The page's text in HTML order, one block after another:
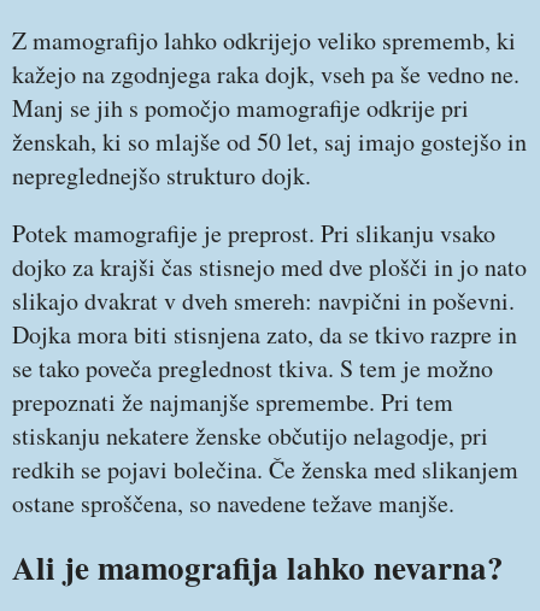
Z mamografijo lahko odkrijejo veliko sprememb, ki
kažejo na zgodnjega raka dojk, vseh pa še vedno ne.
Manj se jih s pomočjo mamografije odkrije pri
ženskah, ki so mlajše od 50 let, saj imajo gostejšo in
nepreglednejšo strukturo dojk.
Potek mamografije je preprost. Pri slikanju vsako
dojko za krajši čas stisnejo med dve plošči in jo nato
slikajo dvakrat v dveh smereh: navpični in poševni.
Dojka mora biti stisnjena zato, da se tkivo razpre in
se tako poveča preglednost tkiva. S tem je možno
prepoznati že najmanjše spremembe. Pri tem
stiskanju nekatere ženske občutijo nelagodje, pri
redkih se pojavi bolečina. Če ženska med slikanjem
ostane sproščena, so navedene težave manjše.
Ali je mamografija lahko nevarna?